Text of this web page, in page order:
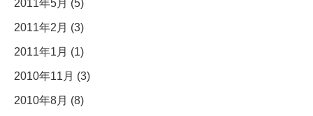
2011年5月 (5)
2011年2月 (3)
2011年1月 (1)
2010年11月 (3)
2010年8月 (8)